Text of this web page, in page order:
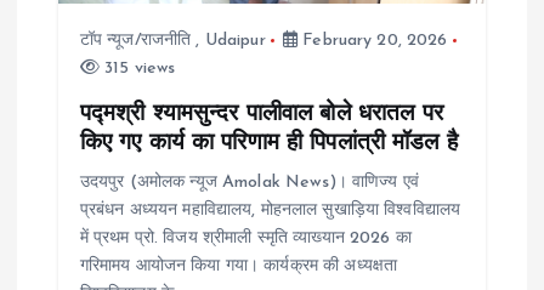
टॉप न्यूज/राजनीति , Udaipur
February 20, 2026
315 views
पद्मश्री श्यामसुन्दर पालीवाल बोले धरातल पर
किए गए कार्य का परिणाम ही पिपलांत्री मॉडल है
उदयपुर (अमोलक न्यूज Amolak News)। वाणिज्य एवं
प्रबंधन अध्ययन महाविद्यालय, मोहनलाल सुखाड़िया विश्वविद्यालय
में प्रथम प्रो. विजय श्रीमाली स्मृति व्याख्यान 2026 का
गरिमामय आयोजन किया गया। कार्यक्रम की अध्यक्षता